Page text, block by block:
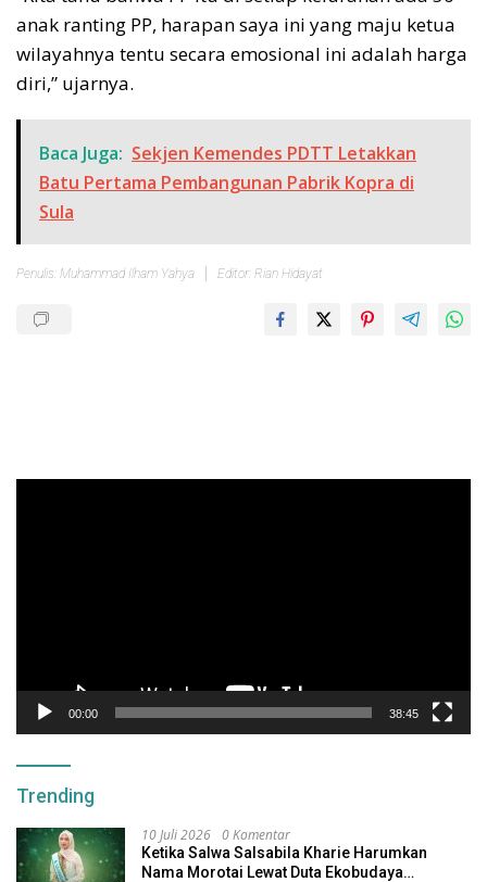
anak ranting PP, harapan saya ini yang maju ketua
wilayahnya tentu secara emosional ini adalah harga
diri,” ujarnya.
Baca Juga: Sekjen Kemendes PDTT Letakkan
Batu Pertama Pembangunan Pabrik Kopra di
Sula
Penulis: Muhammad Ilham Yahya Editor: Rian Hidayat
00:00 38:45
Trending
10 Juli 2026 0 Komentar
Ketika Salwa Salsabila Kharie Harumkan
Nama Morotai Lewat Duta Ekobudaya